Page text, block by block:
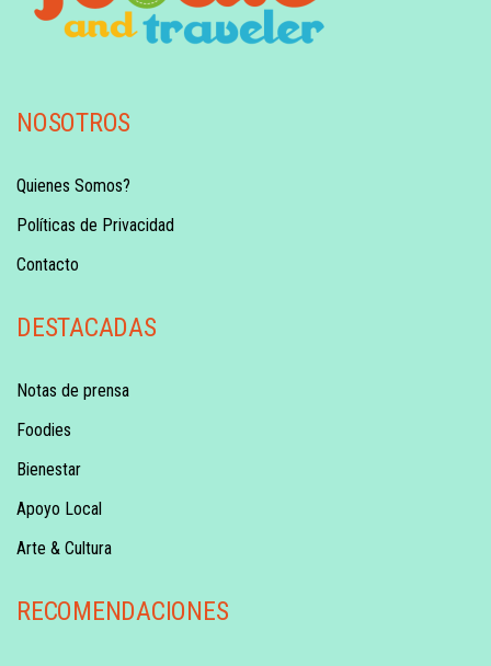
NOSOTROS
Quienes Somos?
Políticas de Privacidad
Contacto
DESTACADAS
Notas de prensa
Foodies
Bienestar
Apoyo Local
Arte & Cultura
RECOMENDACIONES